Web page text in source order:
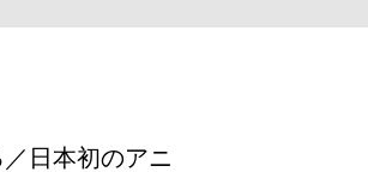
日本初のアニ